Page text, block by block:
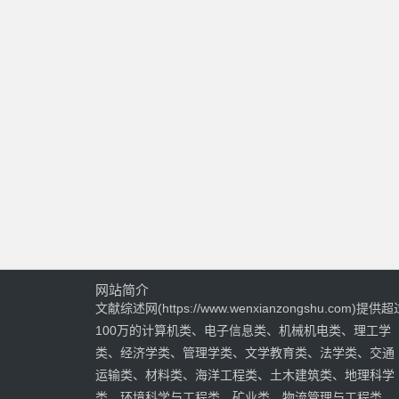
网站简介
文献综述网(https://www.wenxianzongshu.com)提供超
100万的计算机类、电子信息类、机械机电类、理工学
类、经济学类、管理学类、文学教育类、法学类、交通
运输类、材料类、海洋工程类、土木建筑类、地理科学